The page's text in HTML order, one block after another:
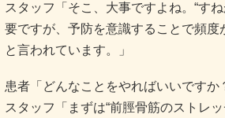
スタッフ「そこ、大事ですよね。“す
要ですが、予防を意識することで頻度
と言われています。」
患者「どんなことをやればいいですか
スタッフ「まずは“前脛骨筋のストレ